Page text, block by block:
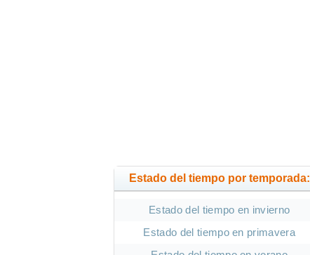
Estado del tiempo por temporada:
Estado del tiempo en invierno
Estado del tiempo en primavera